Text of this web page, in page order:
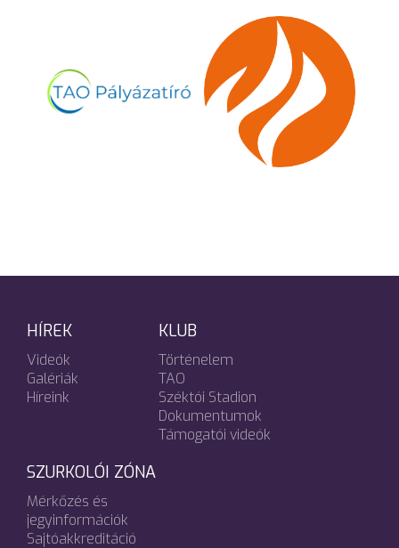
HÍREK
Videók
Galériák
Híreink
KLUB
Történelem
TAO
Széktói Stadion
Dokumentumok
Támogatói videók
SZURKOLÓI ZÓNA
Mérkőzés és
jegyinformációk
Sajtóakkreditáció